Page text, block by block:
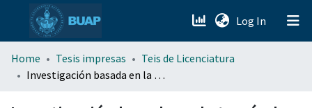
Log In (current)
menu.section.about_menu
Home Tesis impresas
Teis de Licenciatura
Investigación basada en la teoría de las funcionales de la densidad (DFT) de las propiedades electrónicas de metalocenos Cp2M (Cp=C5H5; M=Ru, RH)